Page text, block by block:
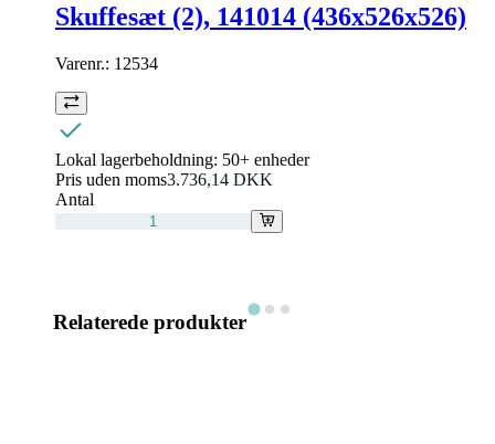
Skuffesæt (2), 141014 (436x526x526)
Varenr.: 12534
Lokal lagerbeholdning: 50+ enheder
Pris uden moms3.736,14 DKK
Antal
Relaterede produkter